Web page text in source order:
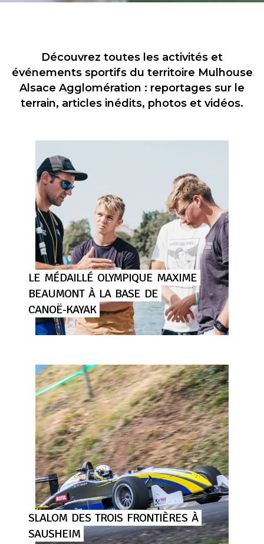
Découvrez toutes les activités et
événements sportifs du territoire Mulhouse
Alsace Agglomération : reportages sur le
terrain, articles inédits, photos et vidéos.
LE MÉDAILLÉ OLYMPIQUE MAXIME
BEAUMONT À LA BASE DE
CANOË-KAYAK
SLALOM DES TROIS FRONTIÈRES À
SAUSHEIM